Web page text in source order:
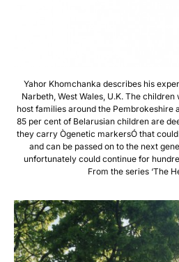
Yahor Khomchanka describes his
Narbeth, West Wales, U.K. The
host families around the Pembrokeshire
85 per cent of Belarusian children are
they carry Ògenetic markersÓ that
and can be passed on to the next
unfortunately could continue for
From the series ‘The